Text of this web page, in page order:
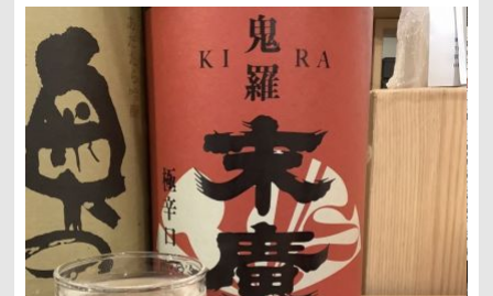
#バズり待ち酒シリーズ第75趣
#1 Get No. 30